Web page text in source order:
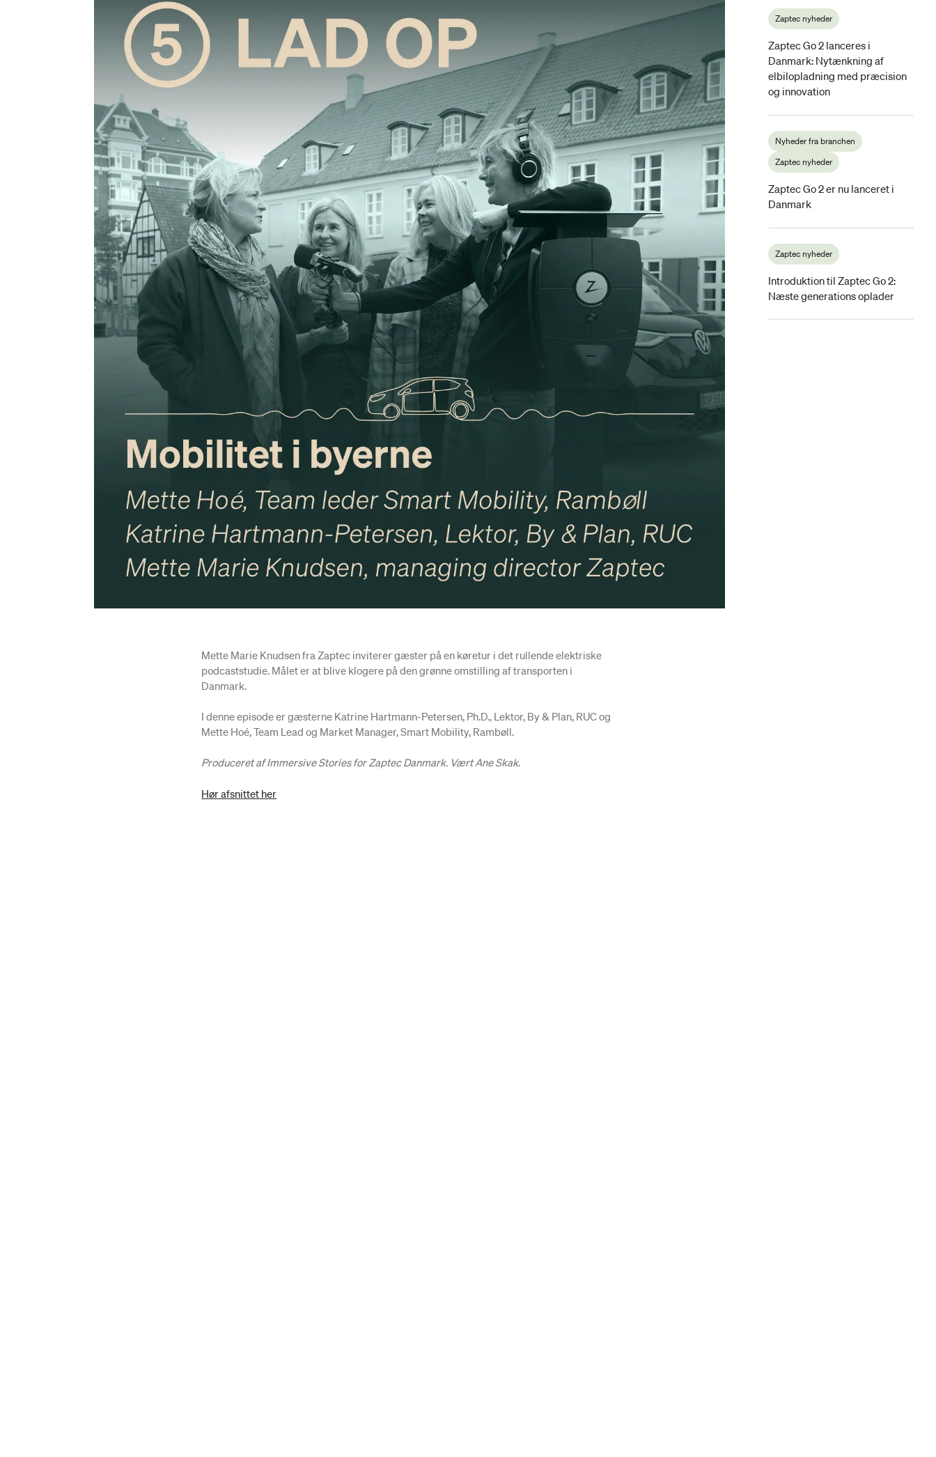
Zaptec nyheder
Zaptec Go 2 lanceres i
Danmark: Nytænkning af
elbilopladning med præcision
og innovation
Nyheder fra branchen
Zaptec nyheder
Zaptec Go 2 er nu lanceret i
Danmark
Zaptec nyheder
Introduktion til Zaptec Go 2:
Næste generations oplader
Mette Marie Knudsen fra Zaptec inviterer gæster på en køretur i det rullende elektriske
podcaststudie. Målet er at blive klogere på den grønne omstilling af transporten i
Danmark.
I denne episode er gæsterne Katrine Hartmann-Petersen, Ph.D., Lektor, By & Plan, RUC og
Mette Hoé, Team Lead og Market Manager, Smart Mobility, Rambøll.
Produceret af Immersive Stories for Zaptec Danmark. Vært Ane Skak.
Hør afsnittet her